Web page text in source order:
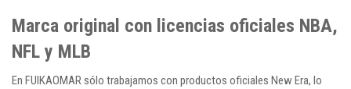
Marca original con licencias oficiales NBA,
NFL y MLB
En FUIKAOMAR sólo trabajamos con productos oficiales New Era, lo